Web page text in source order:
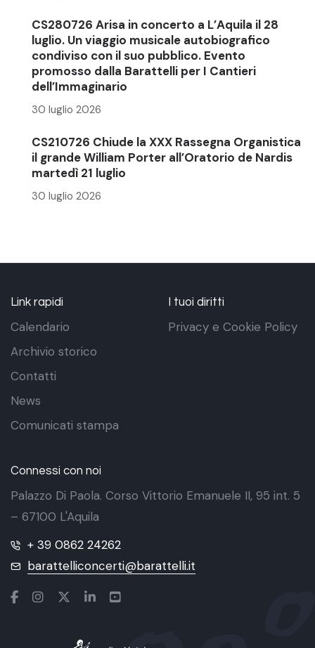
CS280726 Arisa in concerto a L’Aquila il 28
luglio. Un viaggio musicale autobiografico
condiviso con il suo pubblico. Evento
promosso dalla Barattelli per I Cantieri
dell’Immaginario
30 luglio 2026
CS210726 Chiude la XXX Rassegna Organistica
il grande William Porter all’Oratorio de Nardis
martedì 21 luglio
30 luglio 2026
Link rapidi
Calendario
Archivio storico
Contatti
News
Comunicati stampa
I tuoi diritti
Privacy e Cookie Policy
Connessi con noi
Palazzo Di Paola. Corso Vittorio Emanuele II, 95 int. 5
– 67100 L'Aquila
+ 39 0862 24262
barattelliconcerti@barattelli.it